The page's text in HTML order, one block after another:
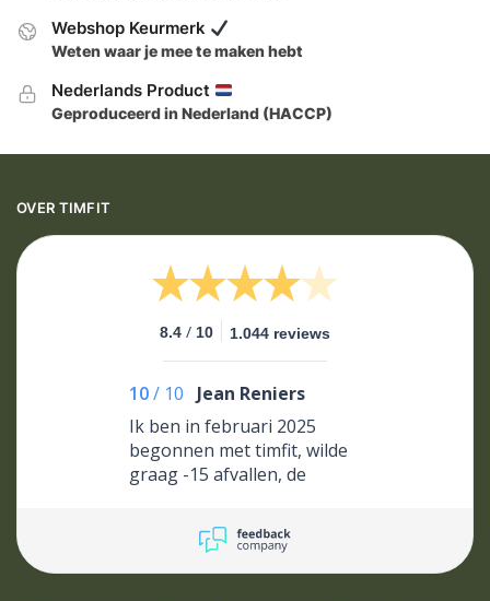
Webshop Keurmerk
Weten waar je mee te maken hebt
Nederlands Product
Geproduceerd in Nederland (HACCP)
OVER TIMFIT
8.4 / 10 1.044 reviews
10/ 10
Jean Reniers
Ik ben in februari 2025
begonnen met timfit, wilde
graag -15 afvallen, de
moeilijk en had een
hongergevoel maar daarna
ging het beter en was het